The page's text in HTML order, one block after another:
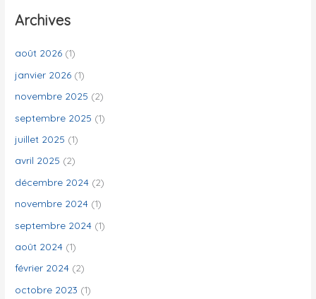
e
c
h
:
Archives
août 2026 (1)
janvier 2026 (1)
novembre 2025 (2)
septembre 2025 (1)
juillet 2025 (1)
avril 2025 (2)
décembre 2024 (2)
novembre 2024 (1)
septembre 2024 (1)
août 2024 (1)
février 2024 (2)
octobre 2023 (1)